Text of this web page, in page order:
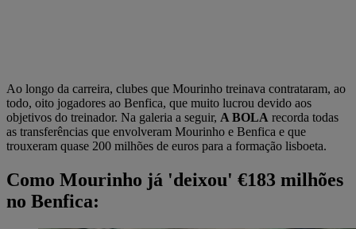
Ao longo da carreira, clubes que Mourinho treinava contrataram, ao
todo, oito jogadores ao Benfica, que muito lucrou devido aos
objetivos do treinador. Na galeria a seguir, A BOLA recorda todas
as transferências que envolveram Mourinho e Benfica e que
trouxeram quase 200 milhões de euros para a formação lisboeta.
Como Mourinho já 'deixou' €183 milhões
no Benfica: